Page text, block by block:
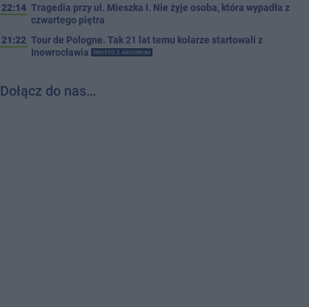
22:14 Tragedia przy ul. Mieszka I. Nie żyje osoba, która wypadła z
czwartego piętra
21:22 Tour de Pologne. Tak 21 lat temu kolarze startowali z
Inowrocławia
PROSTO Z ARCHIWUM
Dołącz do nas…